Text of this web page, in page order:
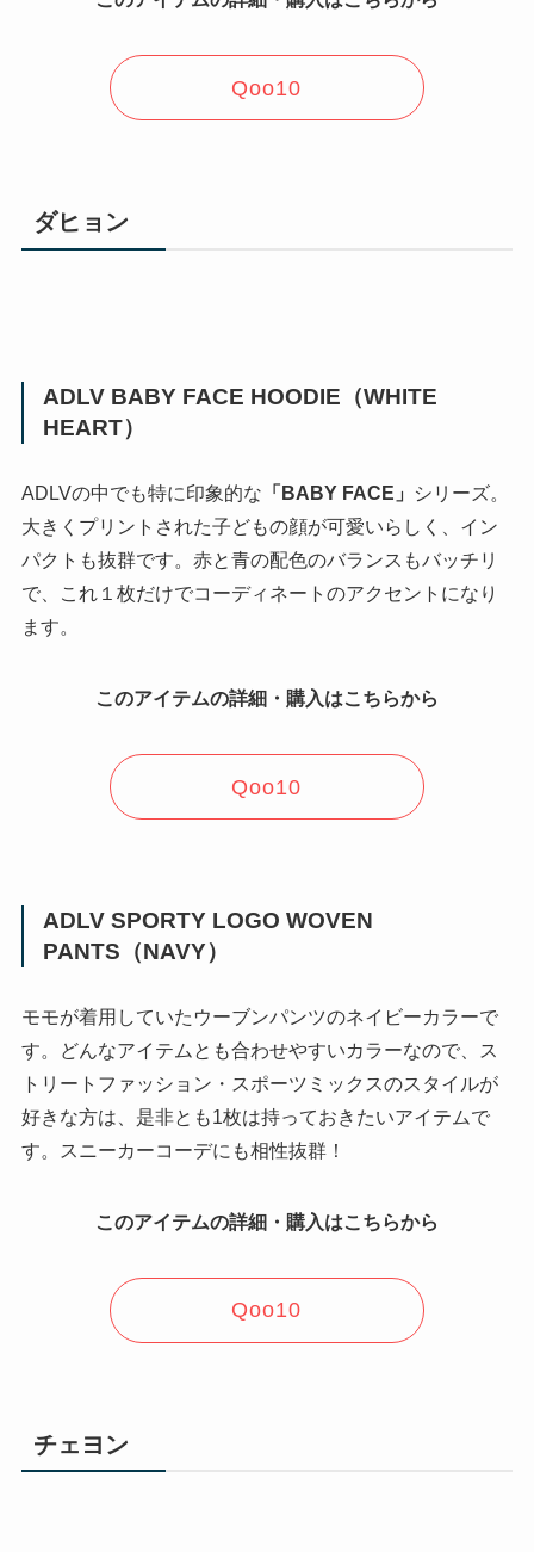
Qoo10
ダヒョン
ADLV BABY FACE HOODIE（WHITE
HEART）
ADLVの中でも特に印象的な 「BABY FACE」
シリーズ。
大きくプリントされた子どもの顔が可愛いらしく、イン
パクトも抜群です。赤と青の配色のバランスもバッチリ
で、これ１枚だけでコーディネートのアクセントになり
ます。
このアイテムの詳細・購入はこちらから
Qoo10
ADLV SPORTY LOGO WOVEN
PANTS（NAVY）
モモが着用していたウーブンパンツのネイビーカラーで
す。どんなアイテムとも合わせやすいカラーなので、ス
トリートファッション・スポーツミックスのスタイルが
好きな方は、是非とも1枚は持っておきたいアイテムで
す。スニーカーコーデにも相性抜群！
このアイテムの詳細・購入はこちらから
Qoo10
チェヨン